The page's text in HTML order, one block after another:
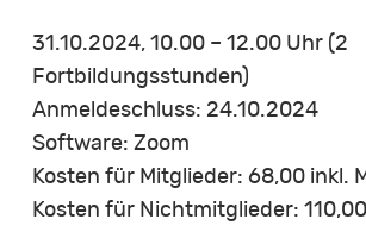
31.10.2024, 10.00 – 12.00 Uhr (2
Fortbildungsstunden)
Anmeldeschluss: 24.10.2024
Software: Zoom
Kosten für Mitglieder: 68,00 inkl.
Kosten für Nichtmitglieder: